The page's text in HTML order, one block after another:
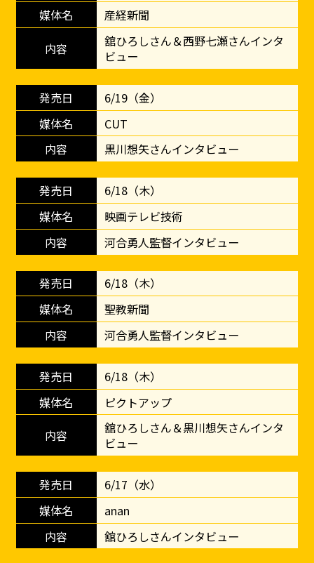
産経新聞
舘ひろしさん＆西野七瀬さんインタ
ビュー
6/19（金）
CUT
黒川想矢さんインタビュー
6/18（木）
映画テレビ技術
河合勇人監督インタビュー
6/18（木）
聖教新聞
河合勇人監督インタビュー
6/18（木）
ピクトアップ
舘ひろしさん＆黒川想矢さんインタ
ビュー
6/17（水）
anan
舘ひろしさんインタビュー